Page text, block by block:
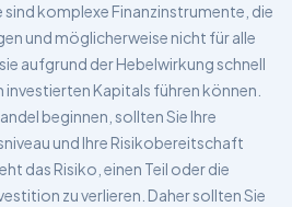
sind komplexe Finanzinstrumente, die
und möglicherweise nicht für alle
aufgrund der Hebelwirkung schnell
investierten Kapitals führen können.
beginnen, sollten Sie Ihre
und Ihre Risikobereitschaft
das Risiko, einen Teil oder die
zu verlieren. Daher sollten Sie